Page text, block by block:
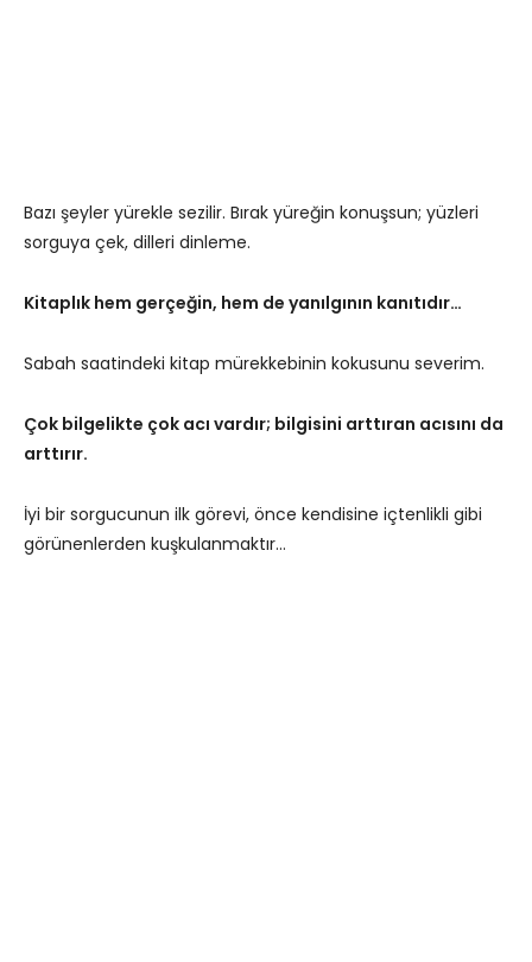
Bazı şeyler yürekle sezilir. Bırak yüreğin konuşsun; yüzleri
sorguya çek, dilleri dinleme.
Kitaplık hem gerçeğin, hem de yanılgının kanıtıdır…
Sabah saatindeki kitap mürekkebinin kokusunu severim.
Çok bilgelikte çok acı vardır; bilgisini arttıran acısını da
arttırır.
İyi bir sorgucunun ilk görevi, önce kendisine içtenlikli gibi
görünenlerden kuşkulanmaktır…